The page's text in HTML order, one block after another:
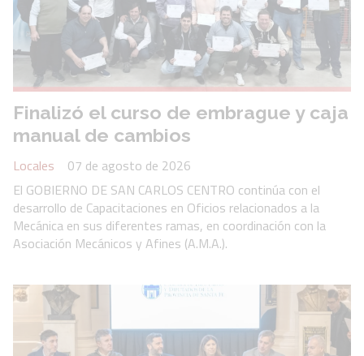
Finalizó el curso de embrague y caja
manual de cambios
Locales
07 de agosto de 2026
El GOBIERNO DE SAN CARLOS CENTRO continúa con el
desarrollo de Capacitaciones en Oficios relacionados a la
Mecánica en sus diferentes ramas, en coordinación con la
Asociación Mecánicos y Afines (A.M.A.).